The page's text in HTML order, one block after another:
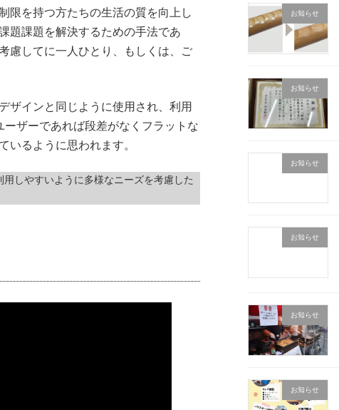
限を持つ方たちの生活の質を向上し
題課題を解決するための手法であ
慮してに一人ひとり、もしくは、ご
ザインと同じように使用され、利用
ザーであれば段差がなくフラットな
いるように思われます。
しやすいように多様なニーズを考慮した
お知らせ
お知らせ
お知らせ
お知らせ
お知らせ
お知らせ